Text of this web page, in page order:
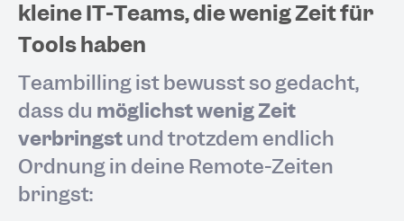
kleine IT-Teams, die wenig Zeit für
Tools haben
Teambilling ist bewusst so gedacht,
dass du möglichst wenig Zeit
verbringstund trotzdem endlich
Ordnung in deine Remote-Zeiten
bringst: